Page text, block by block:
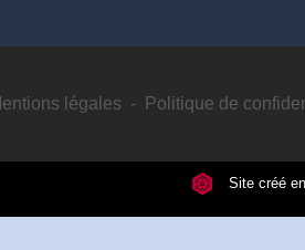
légales - Politique de
Site créé